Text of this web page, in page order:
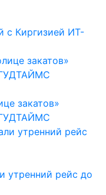
с Киргизией ИТ-
закатов»
ГУДТАЙМС
утренний рейс до